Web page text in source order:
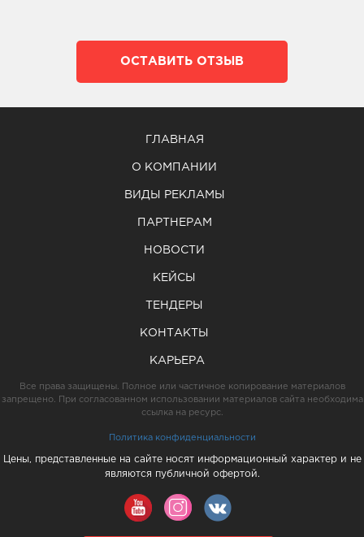
ОСТАВИТЬ ОТЗЫВ
ГЛАВНАЯ
О КОМПАНИИ
ВИДЫ РЕКЛАМЫ
ПАРТНЕРАМ
НОВОСТИ
КЕЙСЫ
ТЕНДЕРЫ
КОНТАКТЫ
КАРЬЕРА
Все права защищены. Полное или частичное копирование материалов
запрещено. При согласованном использовании материалов сайта необходима
ссылка на ресурс.
Политика конфиденциальности
Цены, представленные на сайте носят информационный характер и не
являются публичной офертой.